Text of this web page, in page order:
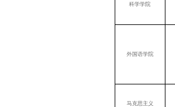
科学学院
外国语学院
马克思主义